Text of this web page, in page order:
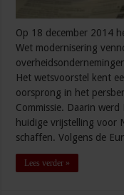
Op 18 december 2014
Wet modernisering
Het wetsvoorstel kent
oorsprong in het
Commissie. Daarin
huidige vrijstelling voor
schaffen. Volgens de
Lees verder »